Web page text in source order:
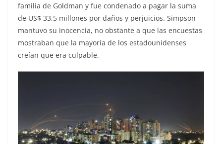
familia de Goldman y fue condenado a pagar la suma
de US$ 33,5 millones por daños y perjuicios. Simpson
mantuvo su inocencia, no obstante a que las encuestas
mostraban que la mayoría de los estadounidenses
creían que era culpable.